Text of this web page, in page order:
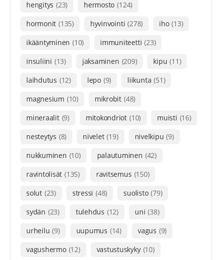
hengitys (23) hermosto (124)
hormonit (135) hyvinvointi (278) iho (13)
ikääntyminen (10) immuniteetti (23)
insuliini (13) jaksaminen (209) kipu (11)
laihdutus (12) lepo (9) liikunta (51)
magnesium (10) mikrobit (48)
mineraalit (9) mitokondriot (10) muisti (16)
nesteytys (8) nivelet (19) nivelkipu (9)
nukkuminen (10) palautuminen (42)
ravintolisät (135) ravitsemus (150)
solut (23) stressi (48) suolisto (79)
sydän (23) tulehdus (12) uni (38)
urheilu (9) uupumus (14) vagus (9)
vagushermo (12) vastustuskyky (10)